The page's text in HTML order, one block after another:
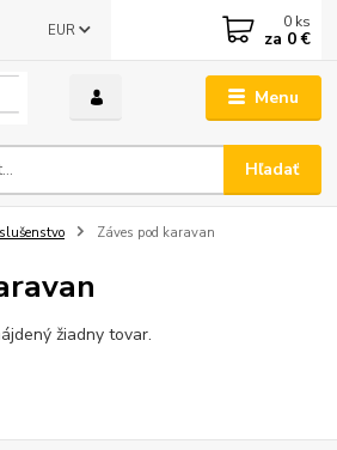
Menu
EUR
Hľadať
0 ks
za 0 €
Záves pod karavan
žiadny tovar.